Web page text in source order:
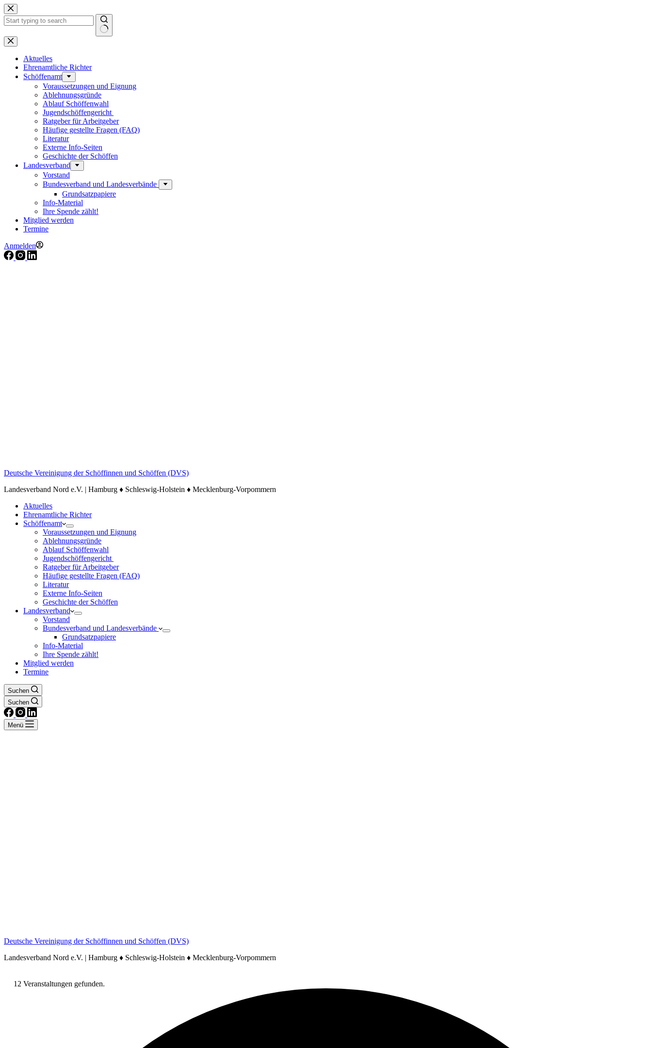
Zum
Inhalt
springen
Keine
Ergebnisse
Aktuelles
Ehrenamtliche Richter
Schöffenamt
Voraussetzungen und Eignung
Ablehnungsgründe
Ablauf Schöffenwahl
Jugendschöffengericht
Ratgeber für Arbeitgeber
Häufige gestellte Fragen (FAQ)
Literatur
Externe Info-Seiten
Geschichte der Schöffen
Landesverband
Vorstand
Bundesverband und Landesverbände
Grundsatzpapiere
Info-Material
Ihre Spende zählt!
Mitglied werden
Termine
Anmelden
Deutsche Vereinigung der Schöffinnen und Schöffen (DVS)
Landesverband Nord e.V. | Hamburg ♦ Schleswig-Holstein ♦ Mecklenburg-Vorpommern
Aktuelles
Ehrenamtliche Richter
Schöffenamt
Voraussetzungen und Eignung
Ablehnungsgründe
Ablauf Schöffenwahl
Jugendschöffengericht
Ratgeber für Arbeitgeber
Häufige gestellte Fragen (FAQ)
Literatur
Externe Info-Seiten
Geschichte der Schöffen
Landesverband
Vorstand
Bundesverband und Landesverbände
Grundsatzpapiere
Info-Material
Ihre Spende zählt!
Mitglied werden
Termine
Suchen
Suchen
Menü
Deutsche Vereinigung der Schöffinnen und Schöffen (DVS)
Landesverband Nord e.V. | Hamburg ♦ Schleswig-Holstein ♦ Mecklenburg-Vorpommern
12 Veranstaltungen gefunden.